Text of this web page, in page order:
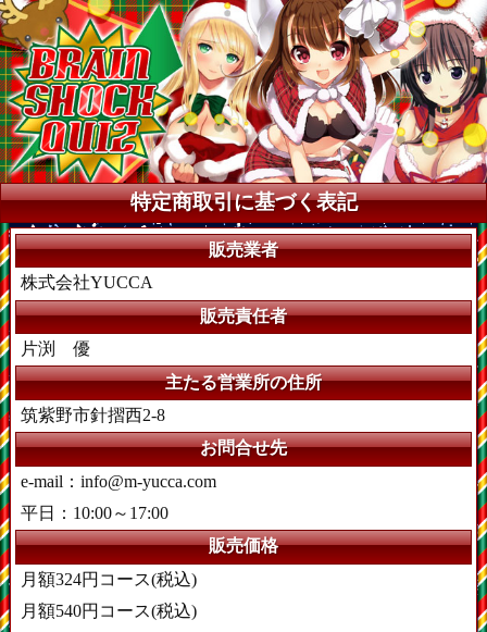
特定商取引に基づく表記
販売業者
株式会社YUCCA
販売責任者
片渕 優
主たる営業所の住所
筑紫野市針摺西2-8
お問合せ先
e-mail：info@m-yucca.com
平日：10:00～17:00
販売価格
月額324円コース(税込)
月額540円コース(税込)